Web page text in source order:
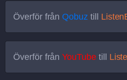
Överför från Qobuz till
Överför frånYouTubetill